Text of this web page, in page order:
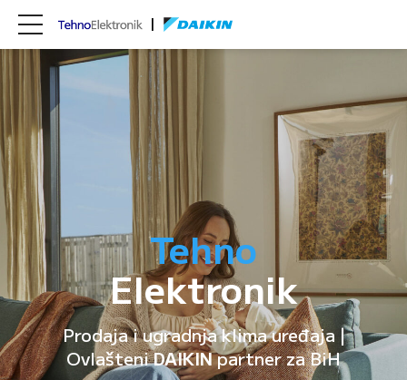
Tehno
Elektronik
Prodaja i ugradnja klima uređaja |
OvlašteniDAIKINpartner za BiH